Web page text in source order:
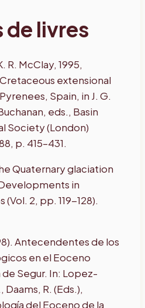
de livres
R. McClay, 1995,
extensional
Spain, in J. G.
eds., Basin
Society (London)
p. 415–431.
Quaternary glaciation
in
2, pp. 119-128).
Antecendentes de los
en el Eoceno
Segur. In: Lopez-
Daams, R. (Eds.),
del Eoceno de la